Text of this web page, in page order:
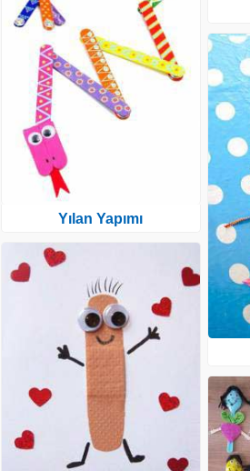
Yılan Yapımı